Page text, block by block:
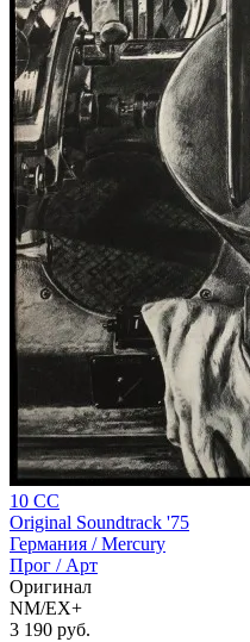
10 CC
Original Soundtrack '75
Германия /Mercury
Прог / Арт
Оригинал
NM/EX+
3 190 руб.